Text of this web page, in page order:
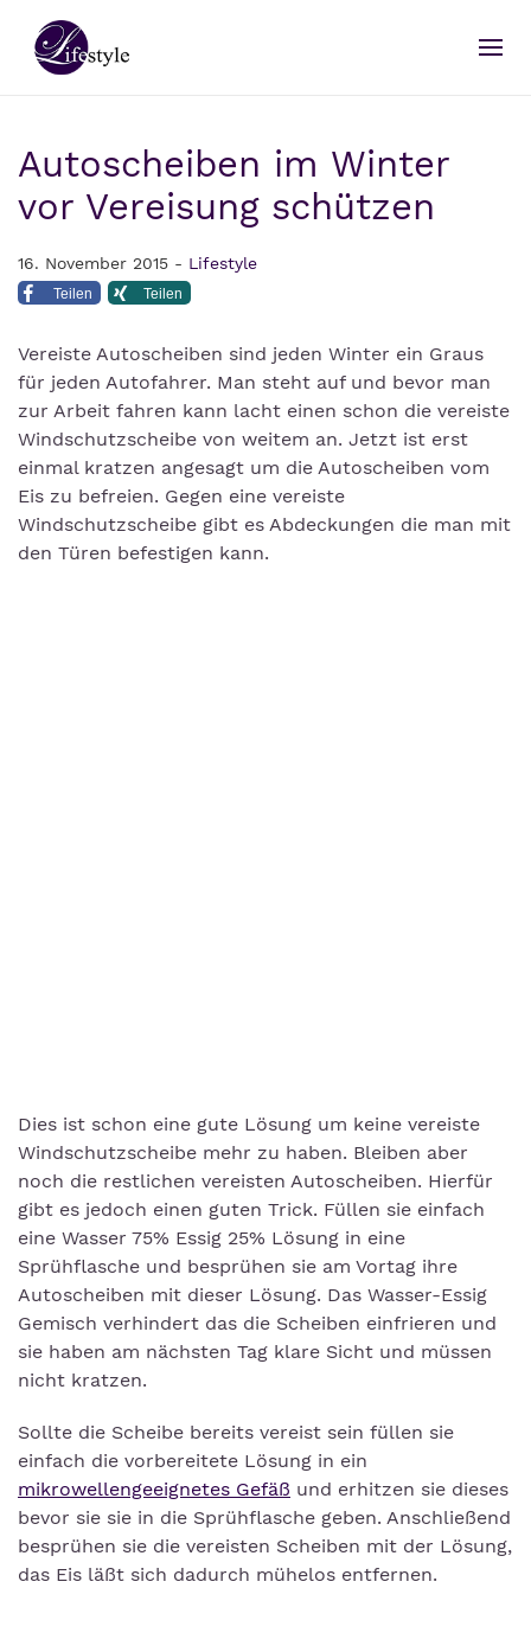
Autoscheiben im Winter
vor Vereisung schützen
16. November 2015 - Lifestyle
Teilen Teilen
Vereiste Autoscheiben sind jeden Winter ein Graus
für jeden Autofahrer. Man steht auf und bevor man
zur Arbeit fahren kann lacht einen schon die vereiste
Windschutzscheibe von weitem an. Jetzt ist erst
einmal kratzen angesagt um die Autoscheiben vom
Eis zu befreien. Gegen eine vereiste
Windschutzscheibe gibt es Abdeckungen die man mit
den Türen befestigen kann.
Dies ist schon eine gute Lösung um keine vereiste
Windschutzscheibe mehr zu haben. Bleiben aber
noch die restlichen vereisten Autoscheiben. Hierfür
gibt es jedoch einen guten Trick. Füllen sie einfach
eine Wasser 75% Essig 25% Lösung in eine
Sprühflasche und besprühen sie am Vortag ihre
Autoscheiben mit dieser Lösung. Das Wasser-Essig
Gemisch verhindert das die Scheiben einfrieren und
sie haben am nächsten Tag klare Sicht und müssen
nicht kratzen.
Sollte die Scheibe bereits vereist sein füllen sie
einfach die vorbereitete Lösung in ein
mikrowellengeeignetes Gefäß und erhitzen sie dieses
bevor sie sie in die Sprühflasche geben. Anschließend
besprühen sie die vereisten Scheiben mit der Lösung,
das Eis läßt sich dadurch mühelos entfernen.